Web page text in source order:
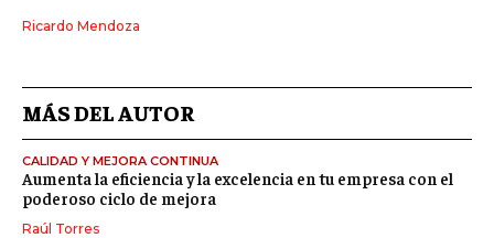
Ricardo Mendoza
MÁS DEL AUTOR
CALIDAD Y MEJORA CONTINUA
Aumenta la eficiencia y la excelencia en tu empresa con el
poderoso ciclo de mejora
Raúl Torres